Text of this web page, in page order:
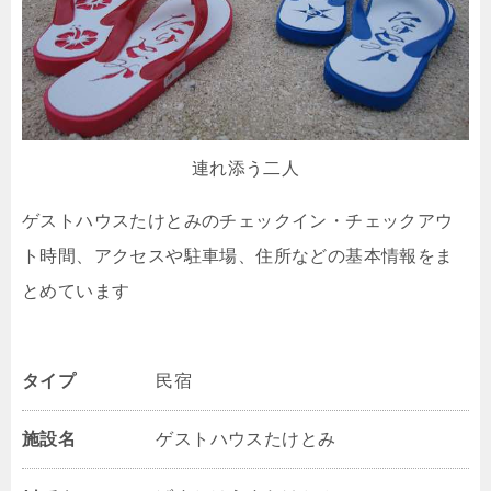
連れ添う二人
ゲストハウスたけとみのチェックイン・チェックアウ
ト時間、アクセスや駐車場、住所などの基本情報をま
とめています
タイプ 民宿
施設名 ゲストハウスたけとみ